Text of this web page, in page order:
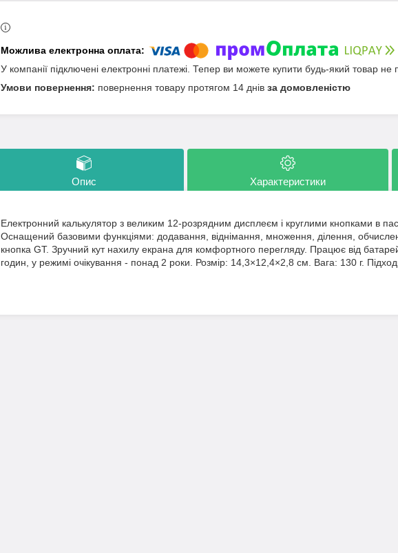
У компанії підключені електронні платежі. Тепер ви можете купити будь-який товар не
повернення товару протягом 14 днів за домовленістю
Опис Характеристики
Електронний калькулятор з великим 12-розрядним дисплеєм і круглими кнопками в
Оснащений базовими функціями: додавання, віднімання, множення, ділення,
кнопка GT. Зручний кут нахилу екрана для комфортного перегляду. Працює від
годин, у режимі очікування - понад 2 роки. Розмір: 14,3×12,4×2,8 см. Вага: 130 г.